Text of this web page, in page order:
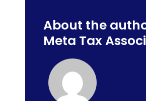
About the
Meta Tax